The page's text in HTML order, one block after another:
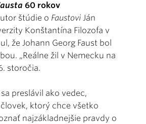
60 rokov
štúdie o Faustovi Ján
Konštantína Filozofa v
že Johann Georg Faust bol
„Reálne žil v Nemecku na
storočia.
preslávil ako vedec,
ktorý chce všetko
najzákladnejšie pravdy o